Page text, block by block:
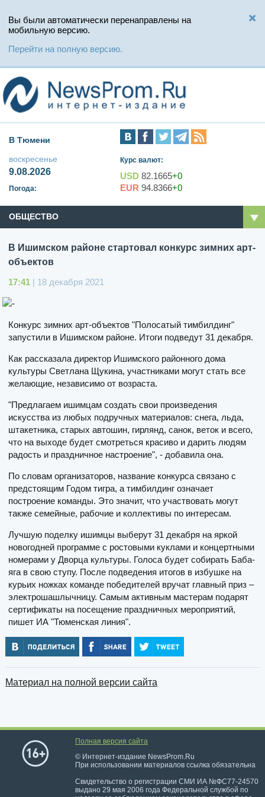
Вы были автоматически перенаправлены на
мобильную версию.
Перейти на полную версию.
В Тюмени
воскресенье
9.08.2026
Погода:
Курс валют:
USD 82.1665+0
EUR 94.8366+0
ОБЩЕСТВО
В Ишимском районе стартовал конкурс зимних арт-
объектов
17:41 | 18 декабря 2021
Конкурс зимних арт-объектов "Полосатый тимбилдинг"
запустили в Ишимском районе. Итоги подведут 31 декабря.
Как рассказала директор Ишимского районного дома
культуры Светлана Щукина, участниками могут стать все
желающие, независимо от возраста.
"Предлагаем ишимцам создать свои произведения
искусства из любых подручных материалов: снега, льда,
штакетника, старых автошин, гирлянд, санок, веток и всего,
что на выходе будет смотреться красиво и дарить людям
радость и праздничное настроение", - добавила она.
По словам организаторов, название конкурса связано с
предстоящим Годом тигра, а тимбилдинг означает
построение команды. Это значит, что участвовать могут
также семейные, рабочие и коллективы по интересам.
Лучшую поделку ишимцы выберут 31 декабря на яркой
новогодней программе с ростовыми куклами и концертными
номерами у Дворца культуры. Голоса будет собирать Баба-
яга в свою ступу. После подведения итогов в избушке на
курьих ножках команде победителей вручат главный приз –
электрошашлычницу. Самым активным мастерам подарят
сертификаты на посещение праздничных мероприятий,
пишет ИА "Тюменская линия".
Материал на полной версии сайта
Полная версия сайта
© Интернет-издание NewsProm.Ru
При использовании материалов ссылка обязательна
Свидетельство о регистрации СМИ ИА №ФС77-24570
выдано 29 мая 2006 года Федеральной службой по